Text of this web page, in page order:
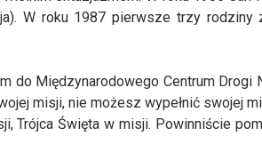
W roku 1987 pierwsze trzy
do Międzynarodowego Centrum Drogi
misji, nie możesz wypełnić swojej
Trójca Święta w misji. Powinniście